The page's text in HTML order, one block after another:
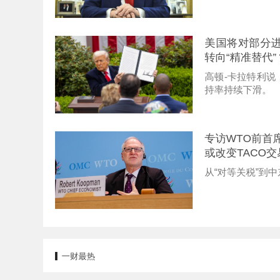
美国将对部分
转向“精准替代”
高顿-卡拉特利说
持率持续下滑。
专访WTO前首
或改变TACO交
从“对等关税”到
一财最热